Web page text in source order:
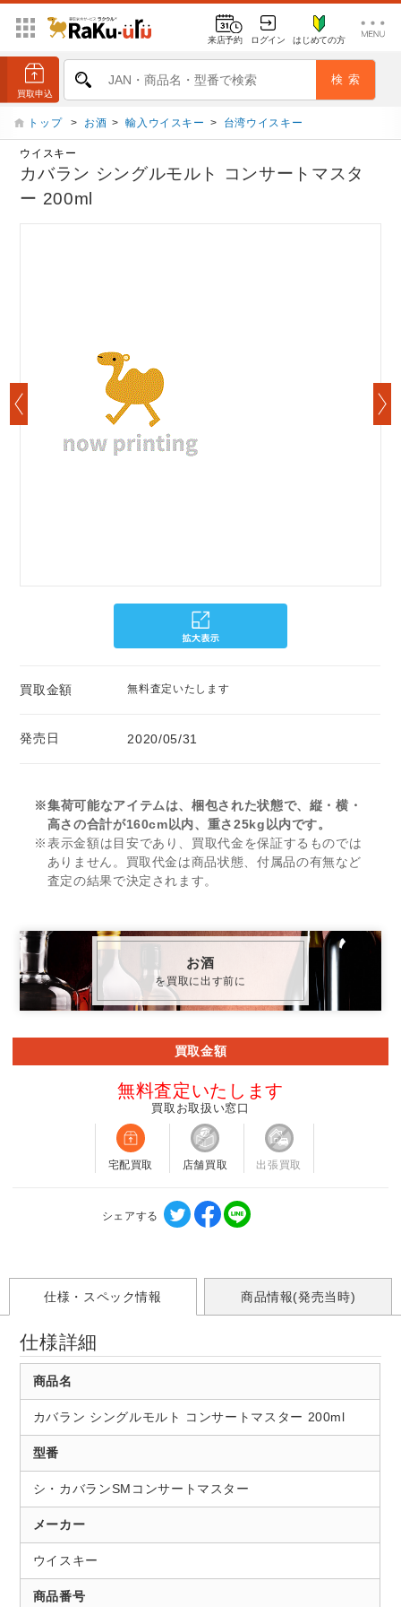
来店予約 ログイン はじめての方
トップ > お酒 > 輸入ウイスキー > 台湾ウイスキー
ウイスキー
カバラン シングルモルト コンサートマスタ
ー 200ml
買取金額 無料査定いたします
発売日 2020/05/31
※集荷可能なアイテムは、梱包された状態で、縦・横・
高さの合計が160cm以内、重さ25kg以内です。
※表示金額は目安であり、買取代金を保証するものでは
ありません。買取代金は商品状態、付属品の有無など
査定の結果で決定されます。
お酒
を買取に出す前に
買取金額
無料査定いたします
買取お取扱い窓口
宅配買取 店舗買取 出張買取
シェアする
仕様・スペック情報 商品情報(発売当時)
仕様詳細
商品名
カバラン シングルモルト コンサートマスター 200ml
型番
シ・カバランSMコンサートマスター
メーカー
ウイスキー
商品番号